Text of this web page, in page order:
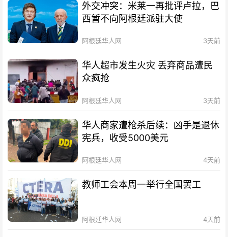
外交冲突：米莱一再批评卢拉，巴
西暂不向阿根廷派驻大使
阿根廷华人网 3天前
华人超市发生火灾 丢弃商品遭民
众疯抢
阿根廷华人网 3天前
华人商家遭枪杀后续：凶手是退休
宪兵，收受5000美元
阿根廷华人网 4天前
教师工会本周一举行全国罢工
阿根廷华人网 4天前